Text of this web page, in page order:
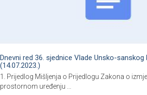
Dnevni red 36. sjednice Vlade Unsko-sanskog
(14.07.2023.)
1. Prijedlog Mišljenja o Prijedlogu Zakona o
prostornom uređenju ...